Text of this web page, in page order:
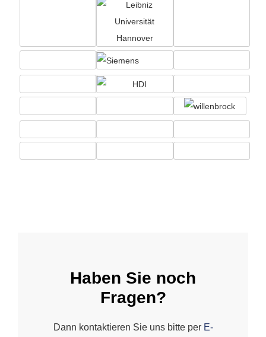
Haben Sie noch
Fragen?
Dann kontaktieren Sie uns bitte per E-